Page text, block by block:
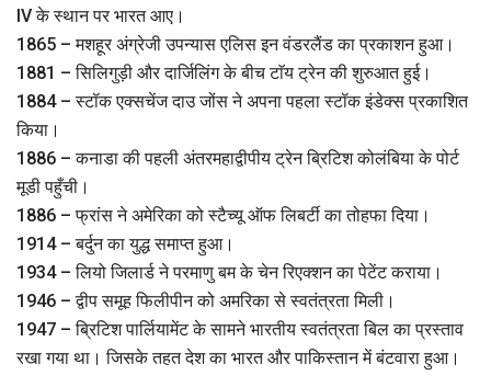
IV के स्थान पर भारत आए।
1865 – मशहूर अंग्रेजी उपन्‍यास एलिस इन वंडरलैंड का प्रकाशन हुआ।
1881 – सिलिगुड़ी और दार्जिलिंग के बीच टाॅय ट्रेन की शुरुआत हुई।
1884 – स्टॉक एक्सचेंज दाउ जोंस ने अपना पहला स्टॉक इंडेक्स प्रकाशित
किया।
1886 – कनाडा की पहली अंतरमहाद्वीपीय ट्रेन ब्रिटिश कोलंबिया के पोर्ट
मूडी पहुँची।
1886 – फ्रांस ने अमेरिका को स्टैच्यू ऑफ लिबर्टी का तोहफा दिया।
1914 – बर्दुन का युद्ध समाप्त हुआ।
1934 – लियो जिलार्ड ने परमाणु बम के चेन रिएक्शन का पेटेंट कराया।
1946 – द्वीप समूह फिलीपीन को अमरिका से स्वतंत्रता मिली।
1947 – ब्रिटिश पार्लियामेंट के सामने भारतीय स्वतंत्रता बिल का प्रस्ताव
रखा गया था। जिसके तहत देश का भारत और पाकिस्तान में बंटवारा हुआ।